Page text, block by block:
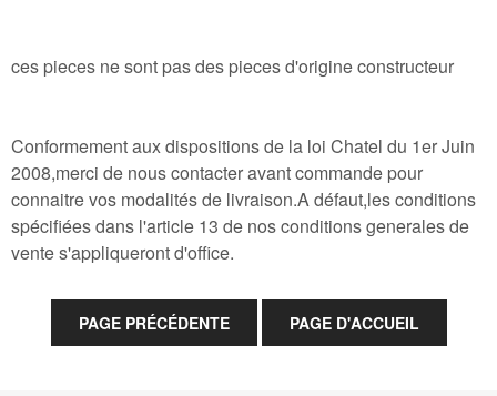
ces pieces ne sont pas des pieces d'origine constructeur
Conformement aux dispositions de la loi Chatel du 1er Juin
2008,merci de nous contacter avant commande pour
connaitre vos modalités de livraison.A défaut,les conditions
spécifiées dans l'article 13 de nos conditions generales de
vente s'appliqueront d'office.